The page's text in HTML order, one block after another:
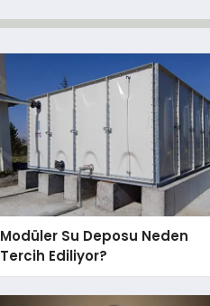
Modüler Su Deposu Neden
Tercih Ediliyor?